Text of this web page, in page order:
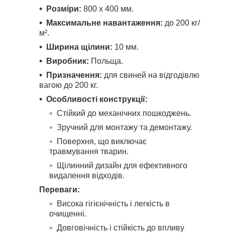
Розміри: 800 x 400 мм.
Максимальне навантаження: до 200 кг/
м².
Ширина щілини: 10 мм.
Виробник: Польща.
Призначення: для свиней на відгодівлю
вагою до 200 кг.
Особливості конструкції:
Стійкий до механічних пошкоджень.
Зручний для монтажу та демонтажу.
Поверхня, що виключає
травмування тварин.
Щілинний дизайн для ефективного
видалення відходів.
Переваги:
Висока гігієнічність і легкість в
очищенні.
Довговічність і стійкість до впливу